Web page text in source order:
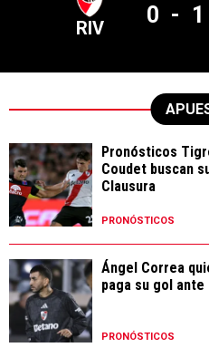
RIV 0 - 1
Pronósticos
Coudet buscan
Clausura
PRONÓSTICOS
Ángel Correa
paga su gol
PRONÓSTICOS